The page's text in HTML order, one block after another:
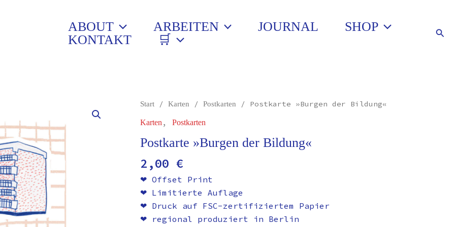
ABOUT ARBEITEN JOURNAL
SHOP
KONTAKT
🛒
Start /Karten /Postkarten / Postkarte »Burgen der Bildung«
Karten ,Postkarten
Postkarte »Burgen der Bildung«
2,00 €
❤︎ Offset Print
❤︎ Limitierte Auflage
❤︎ Druck auf FSC-zertifiziertem Papier
❤︎ regional produziert in Berlin
Postkarte
Bildung«